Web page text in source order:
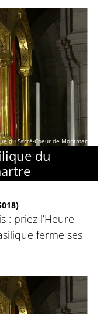
du Sacré-Coeur de Montmartre
du
: priez l’Heure
ferme ses